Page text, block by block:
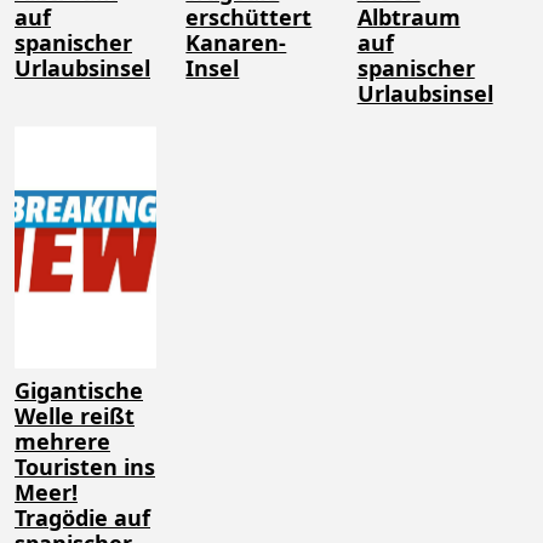
auf
spanischer
Urlaubsinsel
erschüttert
Kanaren-
Insel
Albtraum
auf
spanischer
Urlaubsinsel
Gigantische
Welle reißt
mehrere
Touristen ins
Meer!
Tragödie auf